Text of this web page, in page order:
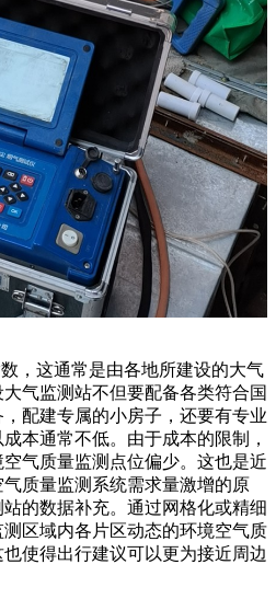
，这通常是由各地所建设的大气
气监测站不但要配备各类符合国
配建专属的小房子，还要有专业
本通常不低。由于成本的限制，
气质量监测点位偏少。这也是近
质量监测系统需求量激增的原
的数据补充。通过网格化或精细
区域内各片区动态的环境空气质
使得出行建议可以更为接近周边